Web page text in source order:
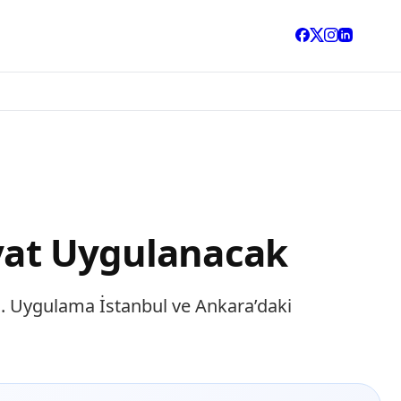
Uygulanacak
Uygulama İstanbul ve Ankara’daki